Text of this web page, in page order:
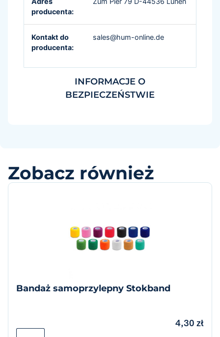
INFORMACJE O
BEZPIECZEŃSTWIE
producenta:
Kontakt do
producenta:
sales@hum-online.de
Zobacz również
Bandaż samoprzylepny Stokband
4,30 zł